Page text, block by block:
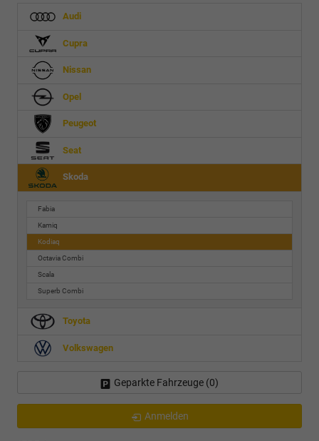
Audi
Cupra
Nissan
Opel
Peugeot
Seat
Skoda
Fabia
Kamiq
Kodiaq
Octavia Combi
Scala
Superb Combi
Toyota
Volkswagen
Geparkte Fahrzeuge (0)
Anmelden